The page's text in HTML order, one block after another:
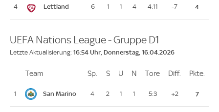
4 Lettland 6 1 1 4 4:11 -7 4
UEFA Nations League - Gruppe D1
Letzte Aktualisierung: 16:54 Uhr, Donnerstag, 16.04.2026
PlatzTeam Sp. Spiele
SSiege
U Unentschieden
N Niederlagen
Tore ToreDiff. Differenz
Pkte.
1 San Marino 4 2 1 1 5:3 +2 7